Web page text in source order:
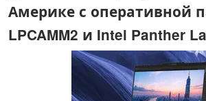
Америке с оперативной
LPCAMM2 и Intel Panther